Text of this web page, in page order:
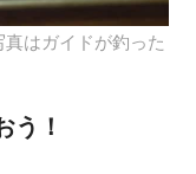
はガイドが釣った
う！